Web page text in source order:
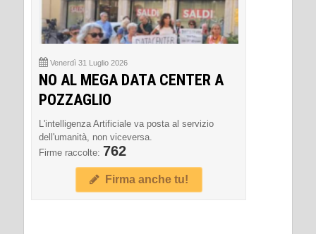
Venerdì 31 Luglio 2026
NO AL MEGA DATA CENTER A
POZZAGLIO
L'intelligenza Artificiale va posta al servizio
dell'umanità, non viceversa.
Firme raccolte: 762
Firma anche tu!